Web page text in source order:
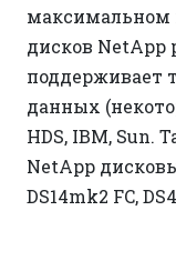
максимальном
дисков NetApp
поддерживает
данных
HDS, IBM, Sun.
NetApp
DS14mk2 FC,